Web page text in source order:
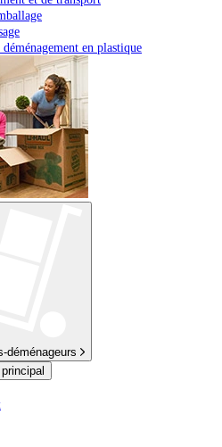
en plastique
déménageurs